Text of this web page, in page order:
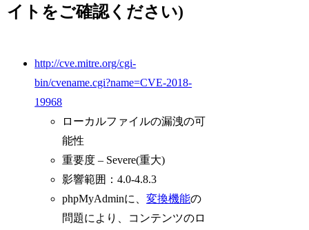
イトをご確認ください)
http://cve.mitre.org/cgi-
bin/cvename.cgi?name=CVE-2018-
19968
ローカルファイルの漏洩の可
能性
重要度 – Severe(重大)
影響範囲：4.0-4.8.3
phpMyAdminに、変換機能の
問題により、コンテンツのロ